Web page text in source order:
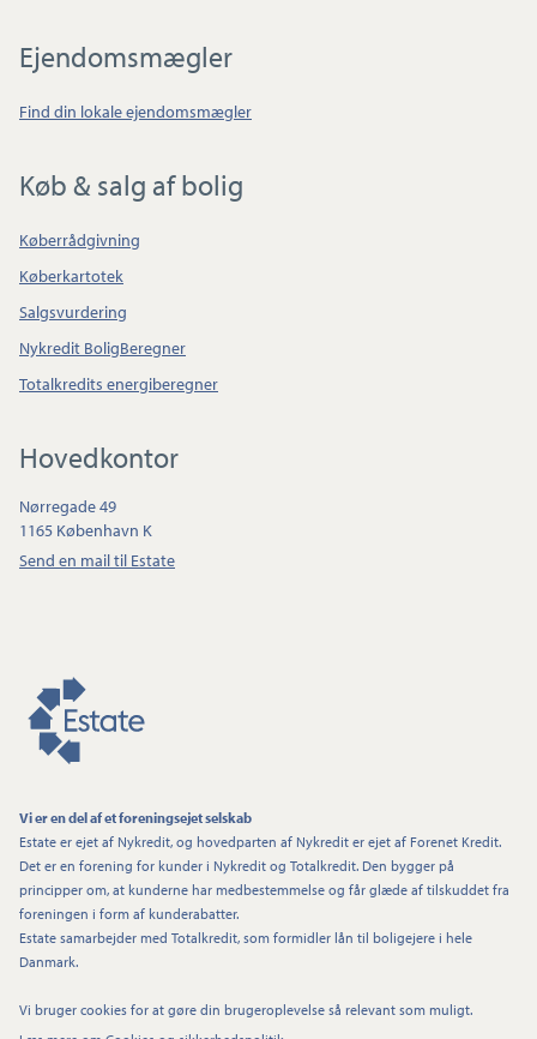
Ejendomsmægler
Find din lokale ejendomsmægler
Køb & salg af bolig
Køberrådgivning
Køberkartotek
Salgsvurdering
Nykredit BoligBeregner
Totalkredits energiberegner
Hovedkontor
Nørregade 49
1165 København K
Send en mail til Estate
Vi er en del af et foreningsejet selskab
Estate er ejet af Nykredit, og hovedparten af Nykredit er ejet af Forenet Kredit.
Det er en forening for kunder i Nykredit og Totalkredit. Den bygger på
principper om, at kunderne har medbestemmelse og får glæde af tilskuddet fra
foreningen i form af kunderabatter.
Estate samarbejder med Totalkredit, som formidler lån til boligejere i hele
Danmark.
Vi bruger cookies for at gøre din brugeroplevelse så relevant som muligt.